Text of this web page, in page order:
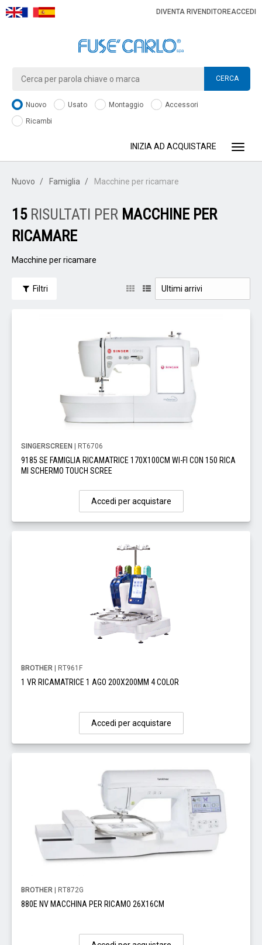
DIVENTA RIVENDITOREACCEDI
CERCA
Nuovo Usato Montaggio
Accessori
Ricambi
INIZIA AD ACQUISTARE
Nuovo Famiglia Macchine per ricamare
15 RISULTATI PER MACCHINE PER
RICAMARE
Macchine per ricamare
Filtri
SINGERSCREEN | RT6706
9185 SE FAMIGLIA RICAMATRICE 170X100CM WI-FI CON 150 RICA
MI SCHERMO TOUCH SCREE
Accedi per acquistare
BROTHER | RT961F
1 VR RICAMATRICE 1 AGO 200X200MM 4 COLOR
Accedi per acquistare
BROTHER | RT872G
880E NV MACCHINA PER RICAMO 26X16CM